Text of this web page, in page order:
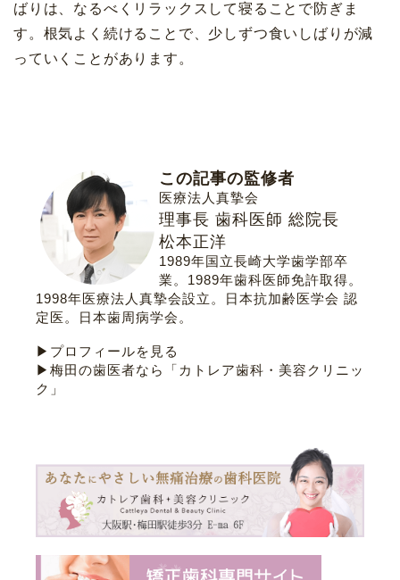
ばりは、なるべくリラックスして寝ることで防ぎま
す。根気よく続けることで、少しずつ食いしばりが減
っていくことがあります。
この記事の監修者
医療法人真摯会
理事長 歯科医師 総院長
松本正洋
1989年国立長崎大学歯学部卒
業。1989年歯科医師免許取得。
1998年医療法人真摯会設立。
日本抗加齢医学会 認
定医 。 日本歯周病学会 。
▶プロフィールを見る
▶梅田の歯医者なら「カトレア歯科・美容クリニッ
ク」